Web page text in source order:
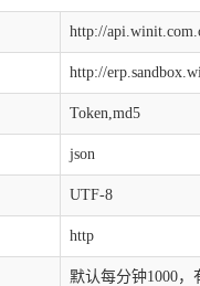
http://
http://
Token,md5
json
UTF-8
http
默认每分钟1000，